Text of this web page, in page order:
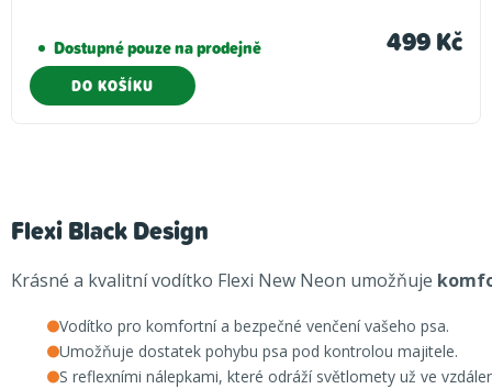
Dostupné pouze na prodejně 499 Kč
DO KOŠÍKU
Flexi Black Design
Krásné a kvalitní vodítko Flexi New Neon umožňuje
Vodítko pro komfortní a bezpečné venčení vašeho psa.
Umožňuje dostatek pohybu psa pod kontrolou majitele.
S reflexními nálepkami, které odráží světlomety už ve